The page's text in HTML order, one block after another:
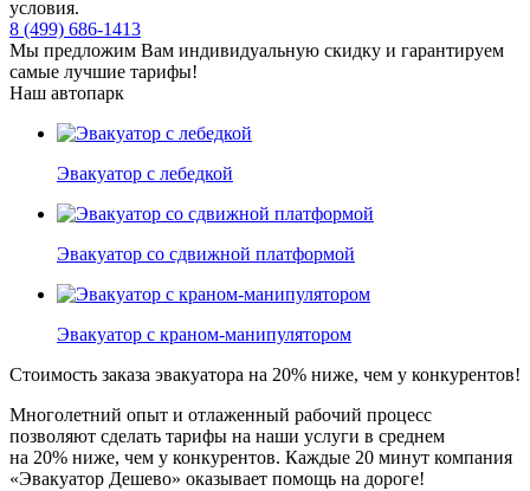
условия.
8 (499) 686-1413
Мы предложим Вам индивидуальную скидку и гарантируем
самые лучшие тарифы!
Наш автопарк
Эвакуатор с лебедкой
Эвакуатор со сдвижной платформой
Эвакуатор с краном-манипулятором
Стоимость заказа эвакуатора на 20% ниже, чем у конкурентов!
Многолетний опыт и отлаженный рабочий процесс
позволяют сделать тарифы на наши услуги в среднем
на 20% ниже, чем у конкурентов. Каждые 20 минут компания
«Эвакуатор Дешево» оказывает помощь на дороге!